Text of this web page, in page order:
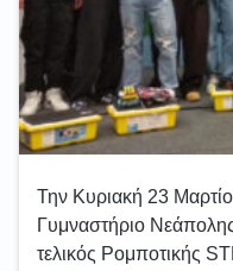
Την Κυριακή 23
Γυμναστήριο
τελικός Ρομποτικής